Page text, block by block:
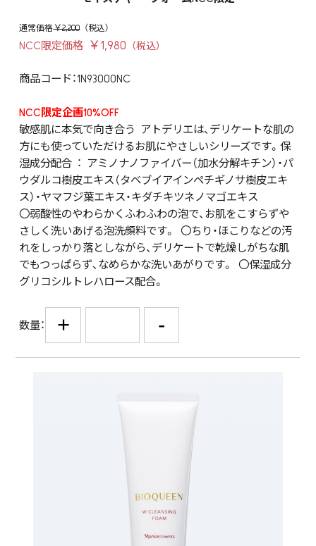
￥2,200
NCC限定価格 ￥1,980
商品コード：1N93000NC
NCC限定企画10%OFF
敏感肌に本気で向き合う アトデリエは、デリケートな肌の
方にも使っていただけるお肌にやさしいシリーズです。保
湿成分配合 ： アミノナノファイバー（加水分解キチン）・パ
ウダルコ樹皮エキス（タベブイアインペチギノサ樹皮エキ
ス）・ヤマフジ葉エキス・キダチキツネノマゴエキス
〇弱酸性のやわらかくふわふわの泡で、お肌をこすらずや
さしく洗いあげる泡洗顔料です。 〇ちり・ほこりなどの汚
れをしっかり落としながら、デリケートで乾燥しがちな肌
でもつっぱらず、なめらかな洗いあがりです。 〇保湿成分
グリコシルトレハロース配合。
数量： + -